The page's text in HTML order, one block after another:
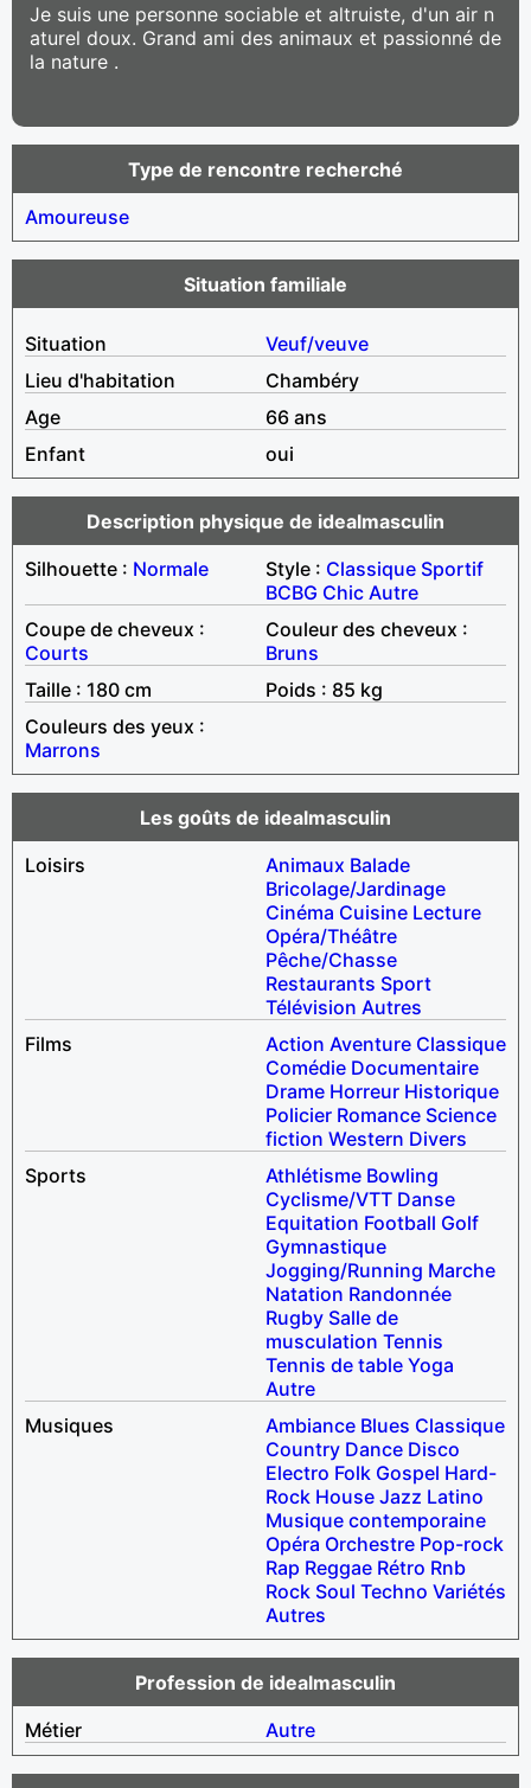
Je suis une personne sociable et altruiste, d'un air n
aturel doux. Grand ami des animaux et passionné de
la nature .
Type de rencontre recherché
Amoureuse
Situation familiale
Situation
Veuf/veuve
Lieu d'habitation
Chambéry
Age
66 ans
Enfant
oui
Description physique de idealmasculin
Silhouette : Normale Style : Classique Sportif
BCBG Chic Autre
Coupe de cheveux :
Courts
Couleur des cheveux :
Bruns
Taille : 180 cm
Poids : 85 kg
Couleurs des yeux :
Marrons
Les goûts de idealmasculin
Loisirs
Animaux Balade
Bricolage/Jardinage
Cinéma Cuisine Lecture
Opéra/Théâtre
Pêche/Chasse
Restaurants Sport
Télévision Autres
Films
Action Aventure Classique
Comédie Documentaire
Drame Horreur Historique
Policier Romance Science
fiction Western Divers
Sports
Athlétisme Bowling
Cyclisme/VTT Danse
Equitation Football Golf
Gymnastique
Jogging/Running Marche
Natation Randonnée
Rugby Salle de
musculation Tennis
Tennis de table Yoga
Autre
Musiques
Ambiance Blues Classique
Country Dance Disco
Electro Folk Gospel Hard-
Rock House Jazz Latino
Musique contemporaine
Opéra Orchestre Pop-rock
Rap Reggae Rétro Rnb
Rock Soul Techno Variétés
Autres
Profession de idealmasculin
Métier
Autre